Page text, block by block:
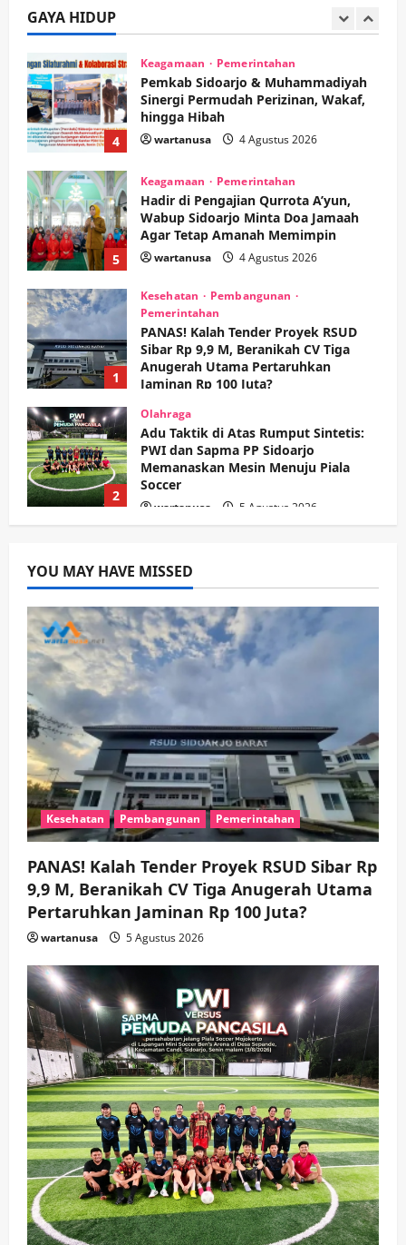
GAYA HIDUP
3
wartanusa 4 Agustus 2026
4
Keagamaan Pemerintahan
Pemkab Sidoarjo & Muhammadiyah
Sinergi Permudah Perizinan, Wakaf,
hingga Hibah
wartanusa 4 Agustus 2026
5
Keagamaan Pemerintahan
Hadir di Pengajian Qurrota A’yun,
Wabup Sidoarjo Minta Doa Jamaah
Agar Tetap Amanah Memimpin
wartanusa 4 Agustus 2026
1
Kesehatan
Pembangunan
Pemerintahan
PANAS! Kalah Tender Proyek RSUD
Sibar Rp 9,9 M, Beranikah CV Tiga
Anugerah Utama Pertaruhkan
Jaminan Rp 100 Juta?
wartanusa
2
Olahraga
Adu Taktik di Atas Rumput Sintetis:
PWI dan Sapma PP Sidoarjo
Memanaskan Mesin Menuju Piala
Soccer
wartanusa 5 Agustus 2026
3
Tumplek Blek di Bazar Rakyat Jalan
Jambu, Borong Kuliner UMKM Sambil
Nonton Jaranan!
wartanusa 4 Agustus 2026
4
Keagamaan Pemerintahan
Pemkab Sidoarjo & Muhammadiyah
Sinergi Permudah Perizinan, Wakaf,
hingga Hibah
wartanusa 4 Agustus 2026
Keagamaan Pemerintahan
Hadir di Pengajian Qurrota A’yun,
Wabup Sidoarjo Minta Doa Jamaah
Agar Tetap Amanah Memimpin
YOU MAY HAVE MISSED
Kesehatan Pembangunan Pemerintahan
PANAS! Kalah Tender Proyek RSUD Sibar Rp
9,9 M, Beranikah CV Tiga Anugerah Utama
Pertaruhkan Jaminan Rp 100 Juta?
wartanusa 5 Agustus 2026